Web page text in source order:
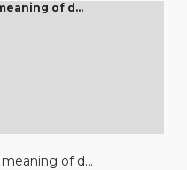
of d...
of d...